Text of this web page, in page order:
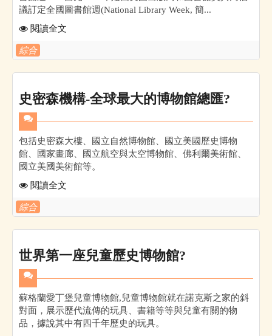
議訂定全國圖書館週(National Library Week, 簡...
閱讀全文
綜合
史密森機構-全球最大的博物館總匯?
包括史密森大樓、國立自然博物館、國立美國歷史博物
館、國家畫廊、國立航空與太空博物館、佛利爾美術館、
國立美國美術館等。
閱讀全文
綜合
世界第一座兒童歷史博物館?
蘇格蘭愛丁堡兒童博物館,兒童博物館就在諾克斯之家的斜
對面，展示歷代流傳的玩具、書籍等等與兒童有關的物
品，據說其中有四千年歷史的玩具。